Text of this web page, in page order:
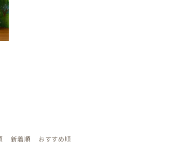
新着順 おすすめ順